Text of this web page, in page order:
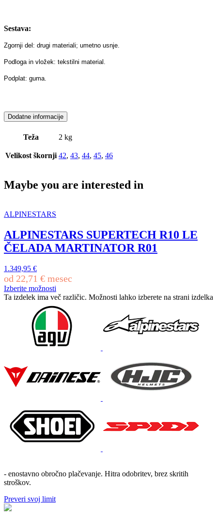
Sestava:
Zgornji del: drugi materiali; umetno usnje.
Podloga in vložek: tekstilni material.
Podplat: guma.
Dodatne informacije
Teža 2 kg
Velikost škornji 42, 43, 44, 45, 46
Maybe you are interested in
ALPINESTARS
ALPINESTARS SUPERTECH R10 LE
ČELADA MARTINATOR R01
1.349,95 €
od 22,71 € mesec
Izberite možnosti
Ta izdelek ima več različic. Možnosti lahko izberete na strani izdelka
- enostavno obročno plačevanje. Hitra odobritev, brez skritih
stroškov.
Preveri svoj limit